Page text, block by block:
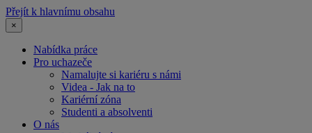
Přejít k hlavnímu obsahu
×
Nabídka práce
Pro uchazeče
Namalujte si kariéru s námi
Videa - Jak na to
Kariérní zóna
Studenti a absolventi
O nás